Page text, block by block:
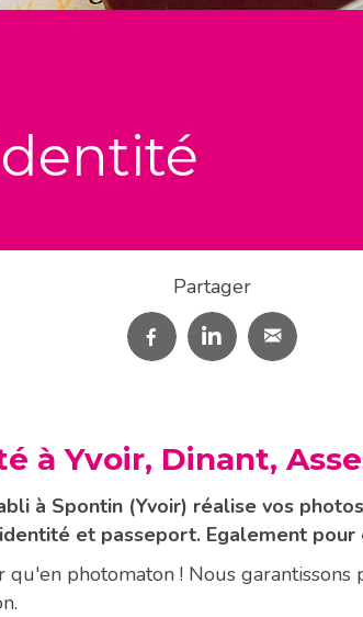
Partager
à Yvoir, Dinant,
à Spontin (Yvoir) réalise vos
et passeport. Egalement
photomaton ! Nous